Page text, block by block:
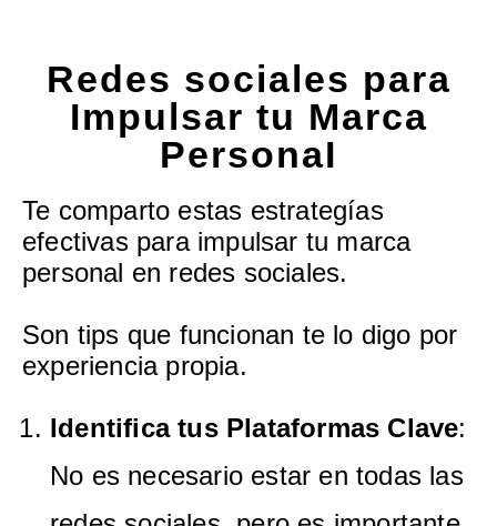
Redes sociales para
Impulsar tu Marca
PersonaI
Te comparto estas estrategías
efectivas para impulsar tu marca
personal en redes sociales.
Son tips que funcionan te lo digo por
experiencia propia.
Identifica tus Plataformas Clave:
No es necesario estar en todas las